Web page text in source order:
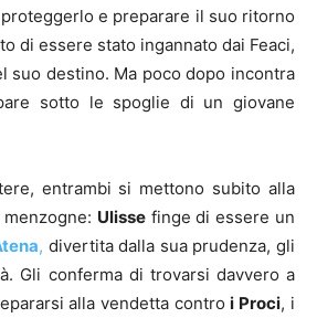
e preparare il suo ritorno
di essere stato ingannato dai Feaci,
suo destino. Ma poco dopo incontra
sotto le spoglie di un giovane
entrambi si mettono subito alla
Ulissefinge di essere un
, divertita dalla sua prudenza, gli
Gli conferma di trovarsi davvero a
alla vendetta contro i Proci, i